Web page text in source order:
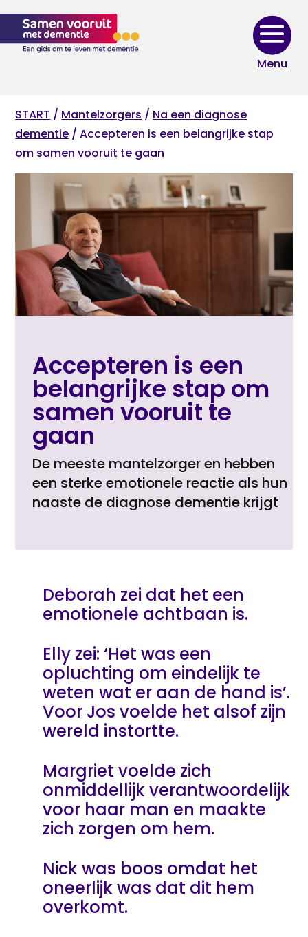
content
START / Mantelzorgers / Na een diagnose
dementie / Accepteren is een belangrijke stap
om samen vooruit te gaan
Accepteren is een
belangrijke stap om
samen vooruit te
gaan
De meeste mantelzorger en hebben
een sterke emotionele reactie als hun
naaste de diagnose dementie krijgt
Deborah zei dat het een
emotionele achtbaan is.
Elly zei: ‘Het was een
opluchting om eindelijk te
weten wat er aan de hand is’.
Voor Jos voelde het alsof zijn
wereld instortte.
Margriet voelde zich
onmiddellijk verantwoordelijk
voor haar man en maakte
zich zorgen om hem.
Nick was boos omdat het
oneerlijk was dat dit hem
overkomt.